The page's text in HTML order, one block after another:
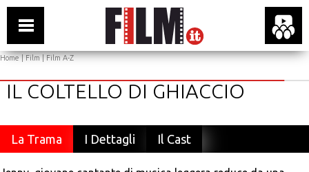
Home|Film|Film A-Z
IL COLTELLO DI GHIACCIO
La Trama I Dettagli Il Cast